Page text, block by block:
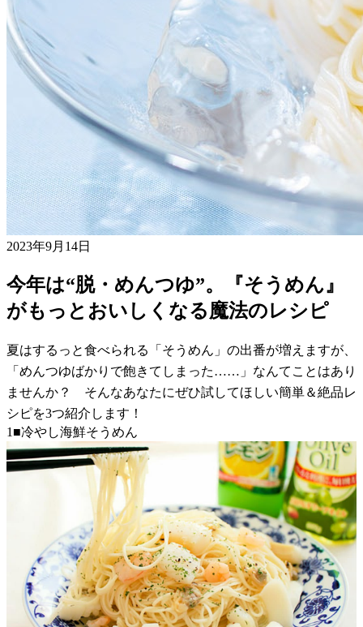
2023年9月14日
今年は“脱・めんつゆ”。『そうめん』
がもっとおいしくなる魔法のレシピ
夏はするっと食べられる「そうめん」の出番が増えますが、
「めんつゆばかりで飽きてしまった……」なんてことはあり
ませんか？ そんなあなたにぜひ試してほしい簡単＆絶品レ
シピを3つ紹介します！
1■冷やし海鮮そうめん